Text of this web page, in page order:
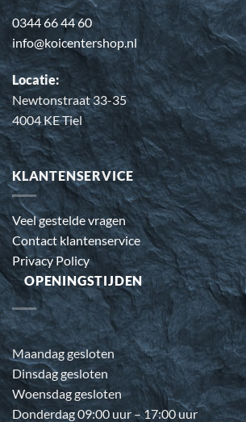
0344 66 44 60
info@koicentershop.nl
Locatie:
Newtonstraat 33-35
4004 KE Tiel
KLANTENSERVICE
Veel gestelde vragen
Contact klantenservice
Privacy Policy
OPENINGSTIJDEN
Maandag gesloten
Dinsdag gesloten
Woensdag gesloten
Donderdag 09:00 uur – 17:00 uur